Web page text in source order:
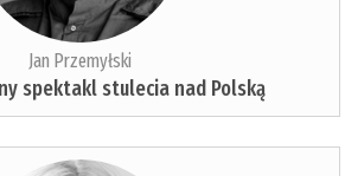
Jan Przemyłski
spektakl stulecia nad Polską